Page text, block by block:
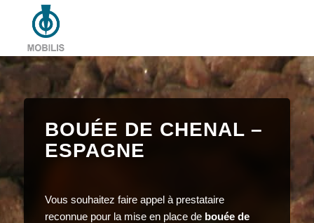
BOUÉE DE CHENAL –
ESPAGNE
Vous souhaitez faire appel à prestataire
reconnue pour la mise en place de bouée de